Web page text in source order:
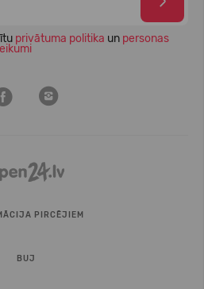
privātuma politika un personas
PIRCĒJIEM
BUJ